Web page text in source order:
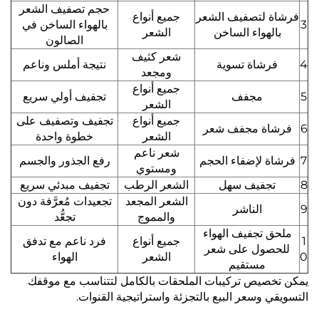
3
فرشاة لتصفيف الشعر
بالهواء الساخن
جميع أنواع
الشعر
حجم تصفيف الشعر
بالهواء الساخن في
الصالون
4
فرشاة تسوية
شعر كثيف
ومجعد
نتيجة أملس وناعم
5 مجفف
جميع أنواع
الشعر
تجفيف أولي سريع
6 فرشاة مجفف شعر
جميع أنواع
الشعر
تجفيف وتصفيف على
خطوة واحدة
7 فرشاة لإضفاء الحجم
شعر ناعم
ومستوي
رفع الجذور والجسم
8
تجفيف سهل الشعر الرطب
تجفيف مبدئي سريع
9
الناشر
الشعر المجعد
والمموج
تجعيدات مُعرَّفة دون
تجعُّد
1
0
ملحق تجفيف الهواء
للحصول على شعر
مستقيم
جميع أنواع
الشعر
فرد ناعم مع تدفق
الهواء
يمكن تخصيص تركيبات الملحقات بالكامل لتتناسب مع موقفك
التسويقي وسعر البيع بالتجزئة واستراتيجية القنوات.